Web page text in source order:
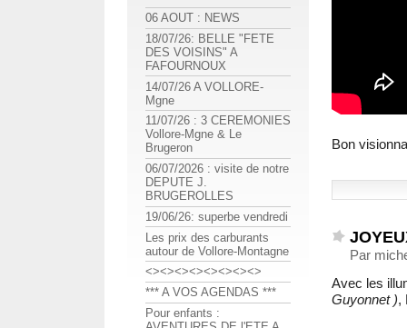
Bon
Par
Avec les
Guyonnet ),
06 AOUT : NEWS
18/07/26: BELLE "FETE
DES VOISINS" A
FAFOURNOUX
14/07/26 A VOLLORE-
Mgne
11/07/26 : 3 CEREMONIES
Vollore-Mgne & Le
Brugeron
06/07/2026 : visite de notre
DEPUTE J.
BRUGEROLLES
19/06/26: superbe vendredi
Les prix des carburants
autour de Vollore-Montagne
<><><><><><><><>
*** A VOS AGENDAS ***
Pour enfants :